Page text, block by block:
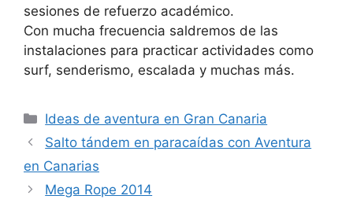
sesiones de refuerzo académico.
Con mucha frecuencia saldremos de las
instalaciones para practicar actividades como
surf, senderismo, escalada y muchas más.
Categorías
Ideas de aventura en Gran Canaria
Salto tándem en paracaídas con Aventura
en Canarias
Mega Rope 2014